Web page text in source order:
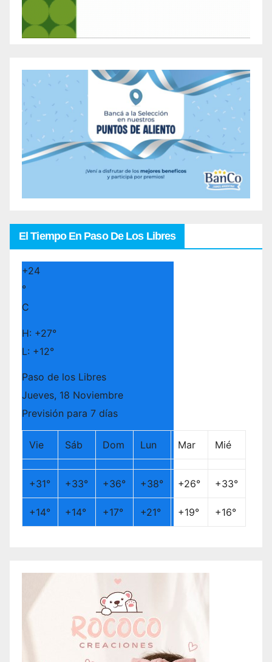
El Tiempo En Paso De Los Libres
+24
°
C
H: +27°
L: +12°
Paso de los Libres
Jueves, 18 Noviembre
Previsión para 7 días
Vie Sáb Dom Lun Mar Mié
+31° +33° +36° +38° +26° +33°
+14° +14° +17° +21° +19° +16°